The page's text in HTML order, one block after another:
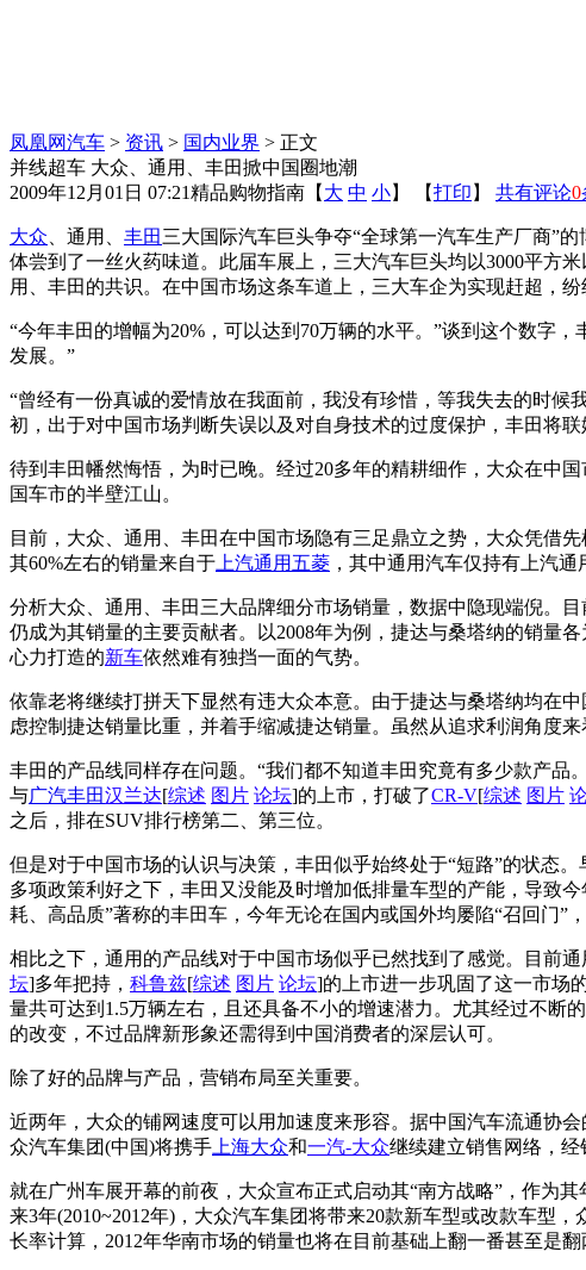
凤凰网汽车 > 资讯 > 国内业界 > 正文
并线超车 大众、通用、丰田掀中国圈地潮
2009年12月01日 07:21精品购物指南 【 大 中 小】 【打印 】 共有评论0
大众 、通用、 丰田 三大国际汽车巨头争夺“全球第一汽车生产厂商”
体尝到了一丝火药味道。此届车展上，三大汽车巨头均以3000平方
用、丰田的共识。在中国市场这条车道上，三大车企为实现赶超，纷
“今年丰田的增幅为20%，可以达到70万辆的水平。”谈到这个数字
发展。”
“曾经有一份真诚的爱情放在我面前，我没有珍惜，等我失去的时
初，出于对中国市场判断失误以及对自身技术的过度保护，丰田将联
待到丰田幡然悔悟，为时已晚。经过20多年的精耕细作，大众在中
国车市的半壁江山。
目前，大众、通用、丰田在中国市场隐有三足鼎立之势，大众凭借
其60%左右的销量来自于 上汽通用五菱 ，其中通用汽车仅持有上汽
分析大众、通用、丰田三大品牌细分市场销量，数据中隐现端倪。
仍成为其销量的主要贡献者。以2008年为例，捷达与桑塔纳的销量
心力打造的新车依然难有独挡一面的气势。
依靠老将继续打拼天下显然有违大众本意。由于捷达与桑塔纳均在
虑控制捷达销量比重，并着手缩减捷达销量。虽然从追求利润角度
丰田的产品线同样存在问题。“我们都不知道丰田究竟有多少款产
与广汽丰田汉兰达[综述 图片 论坛]的上市，打破了CR-V[综述 图片
之后，排在SUV排行榜第二、第三位。
但是对于中国市场的认识与决策，丰田似乎始终处于“短路”的状态。
多项政策利好之下，丰田又没能及时增加低排量车型的产能，导致
耗、高品质”著称的丰田车，今年无论在国内或国外均屡陷“召回门”
相比之下，通用的产品线对于中国市场似乎已然找到了感觉。目前
坛]多年把持， 科鲁兹[综述 图片 论坛]的上市进一步巩固了这一市场
量共可达到1.5万辆左右，且还具备不小的增速潜力。尤其经过不断
的改变，不过品牌新形象还需得到中国消费者的深层认可。
除了好的品牌与产品，营销布局至关重要。
近两年，大众的铺网速度可以用加速度来形容。据中国汽车流通协
众汽车集团(中国)将携手 上海大众和一汽-大众继续建立销售网络，经
就在广州车展开幕的前夜，大众宣布正式启动其“南方战略”，作为
来3年(2010~2012年)，大众汽车集团将带来20款新车型或改款车型
长率计算，2012年华南市场的销量也将在目前基础上翻一番甚至是翻